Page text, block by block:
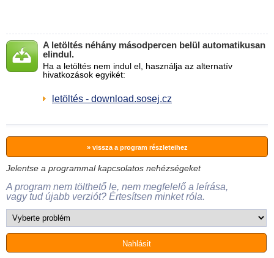
A letöltés néhány másodpercen belül automatikusan
elindul.
Ha a letöltés nem indul el, használja az alternatív
hivatkozások egyikét:
letöltés - download.sosej.cz
» vissza a program részleteihez
Jelentse a programmal kapcsolatos nehézségeket
A program nem tölthető le, nem megfelelő a leírása,
vagy tud újabb verziót? Értesítsen minket róla.